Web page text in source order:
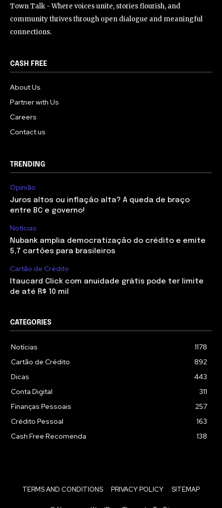
Town Talk - Where voices unite, stories flourish, and
community thrives through open dialogue and meaningful
connections.
CASH FREE
About Us
Partner with Us
Careers
Contact us
TRENDING
Opinião
Juros altos ou inflação alta? A queda de braço
entre BC e governo!
Notícias
Nubank amplia democratização do crédito e emite
5,7 cartões para brasileiros
Cartão de Crédito
Itaucard Click com anuidade grátis pode ter limite
de até R$ 10 mil
CATEGORIES
Notícias
1178
Cartão de Crédito
892
Dicas
443
Conta Digital
311
Finanças Pessoais
257
Crédito Pessoal
163
Cash Free Recomenda
138
TERMS AND CONDITIONS PRIVACY POLICY SITEMAP